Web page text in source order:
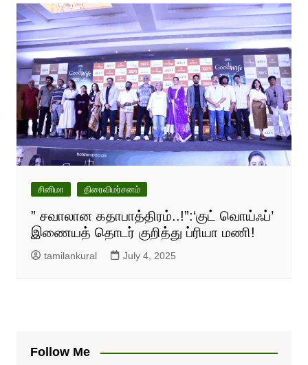
சினிமா திரைவிமர்சனம்
” சவாலான கதாபாத்திரம்..!”:‘குட் வொய்ஃப்’
இணையத் தொடர் குறித்து ப்ரியா மணி!
tamilankural July 4, 2025
Follow Me